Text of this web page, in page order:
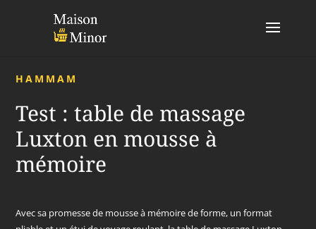
HAMMAM
Test : table de massage
Luxton en mousse à
mémoire
Avec sa promesse de mousse à mémoire de forme, un format